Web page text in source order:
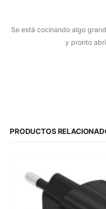
Se está cocinando algo
y pronto
PRODUCTOS